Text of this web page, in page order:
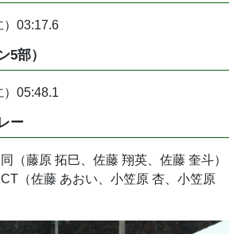
）03:17.6
5部）
）05:48.1
ー
（藤原 拓巳、佐藤 翔英、佐藤 奎斗）
（佐藤 あおい、小笠原 杏、小笠原